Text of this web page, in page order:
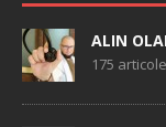
ALIN
175